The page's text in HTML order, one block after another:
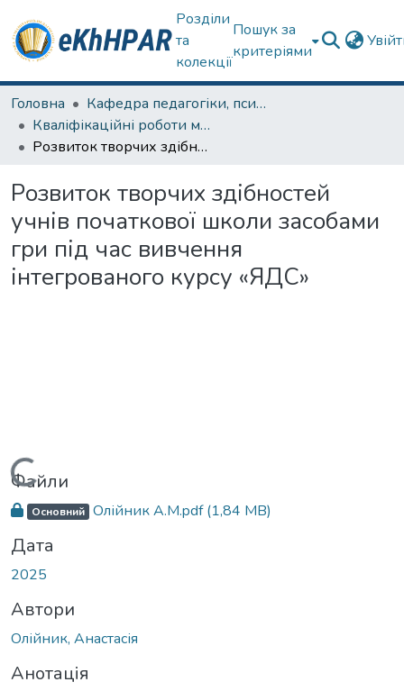
Розділи
та
колекції
Пошук за
критеріями
Головна
Кафедра педагогіки, психології, початкової освіти та освітнього менеджменту
Кваліфікаційні роботи магістрів
Розвиток творчих здібностей учнів початкової школи засобами гри під час вивчення інтегрованого курсу «ЯДС»
Розвиток творчих здібностей
учнів початкової школи засобами
гри під час вивчення
інтегрованого курсу «ЯДС»
Вантажиться...
Файли
Основний Олійник А.М.pdf(1,84 MB)
Дата
2025
Автори
Олійник, Анастасія
Анотація